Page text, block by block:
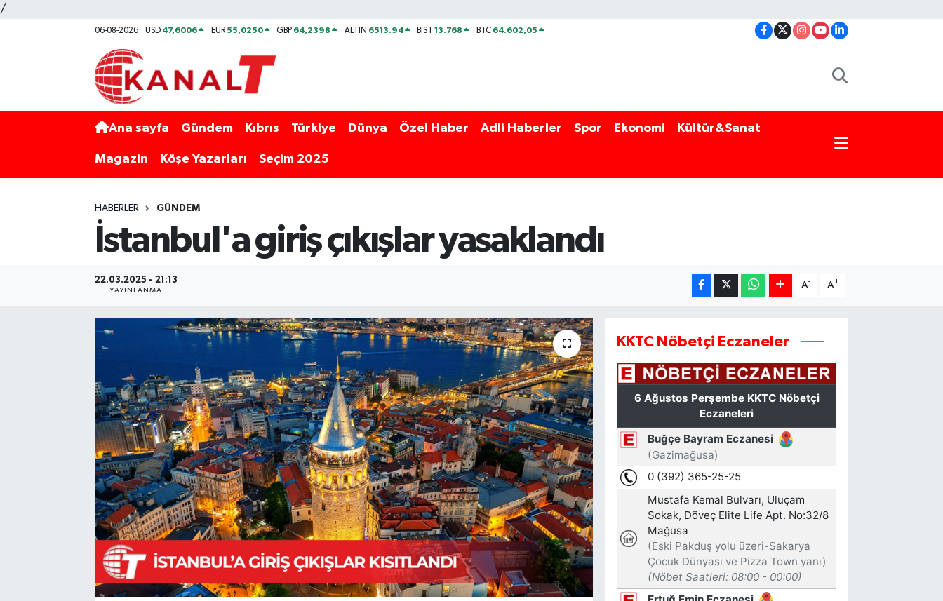
/
06-08-2026 USD 47,6006 EUR55,0250 GBP 64,2398 ALTIN 6513.94 BİST13.768 BTC 64.602,05
Ana sayfa Gündem Kıbrıs Türkiye Dünya Özel Haber Adli Haberler Spor Ekonomi Kültür&Sanat
Magazin Köşe Yazarları Seçim 2025
HABERLER GÜNDEM
İstanbul'a giriş çıkışlar yasaklandı
22.03.2025 - 21:13
YAYINLANMA
A- A+
KKTC Nöbetçi Eczaneler